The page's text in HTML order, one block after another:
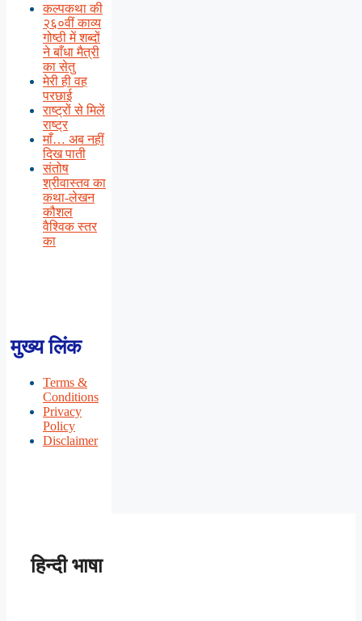
कल्पकथा की
२६०वीं काव्य
गोष्ठी में शब्दों
ने बाँधा मैत्री
का सेतु
मेरी ही वह
परछाई
राष्ट्रों से मिलें
राष्ट्र
माँ… अब नहीं
दिख पाती
संतोष
श्रीवास्तव का
कथा-लेखन
कौशल
वैश्विक स्तर
का
मुख्य लिंक
Terms &
Conditions
Privacy
Policy
Disclaimer
हिन्दी भाषा